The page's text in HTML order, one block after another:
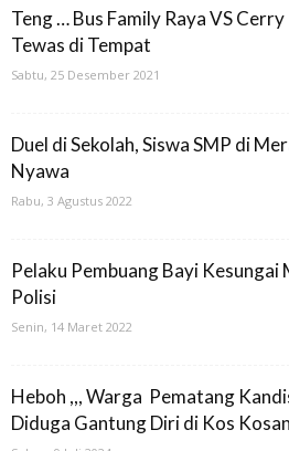
Teng … Bus Family Raya VS
Tewas di Tempat
Sabtu, 25 Desember 2021
Duel di Sekolah, Siswa SMP di
Nyawa
Rabu, 3 Agustus 2022
Pelaku Pembuang Bayi Kesungai
Polisi
Senin, 14 Maret 2022
Heboh ,,, Warga Pematang
Diduga Gantung Diri di Kos Kosan